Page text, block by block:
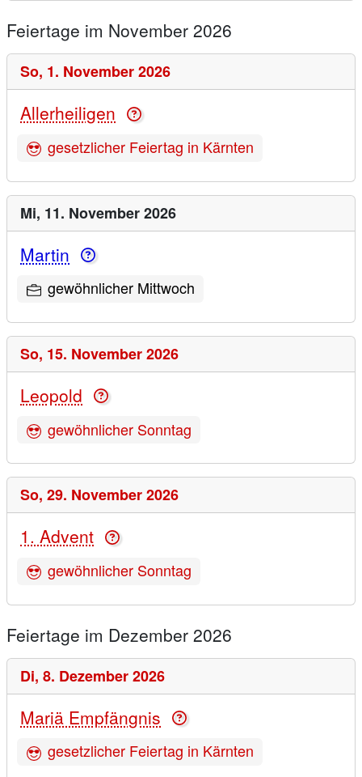
Feiertage im November 2026
So, 1. November 2026
Allerheiligen
gesetzlicher Feiertag in Kärnten
Mi, 11. November 2026
Martin
gewöhnlicher Mittwoch
So, 15. November 2026
Leopold
gewöhnlicher Sonntag
So, 29. November 2026
1. Advent
gewöhnlicher Sonntag
Feiertage im Dezember 2026
Di, 8. Dezember 2026
Mariä Empfängnis
gesetzlicher Feiertag in Kärnten